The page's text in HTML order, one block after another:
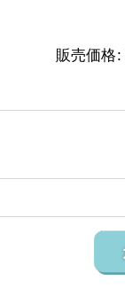
販売価格: